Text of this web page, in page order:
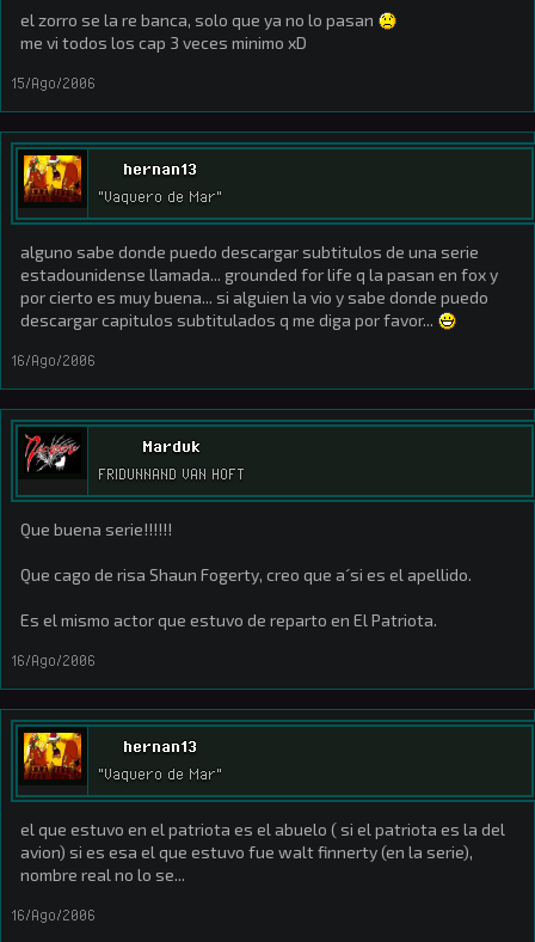
el zorro se la re banca, solo que ya no lo pasan
me vi todos los cap 3 veces minimo xD
15/Ago/2006
hernan13
"Vaquero de Mar"
alguno sabe donde puedo descargar subtitulos de una serie
estadounidense llamada... grounded for life q la pasan en fox y
por cierto es muy buena... si alguien la vio y sabe donde puedo
descargar capitulos subtitulados q me diga por favor...
16/Ago/2006
Marduk
FRIDUNNAND VAN HOFT
Que buena serie!!!!!!
Que cago de risa Shaun Fogerty, creo que a´si es el apellido.
Es el mismo actor que estuvo de reparto en El Patriota.
16/Ago/2006
hernan13
"Vaquero de Mar"
el que estuvo en el patriota es el abuelo ( si el patriota es la del
avion) si es esa el que estuvo fue walt finnerty (en la serie),
nombre real no lo se...
16/Ago/2006